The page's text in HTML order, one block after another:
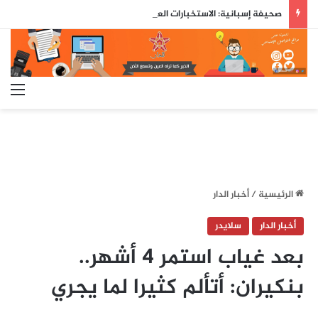
الرئيسية/أخبار الدار
أخبار الدار
سلايدر
بعد غياب استمر 4 أشهر..
بنكيران: أتألم كثيرا لما يجري